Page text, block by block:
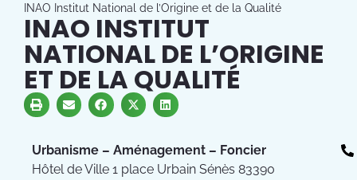
INAO Institut National de l’Origine et de la Qualité
INAO INSTITUT
NATIONAL DE L’ORIGINE
ET DE LA QUALITÉ
Urbanisme – Aménagement – Foncier
Hôtel de Ville 1 place Urbain Sénès 83390